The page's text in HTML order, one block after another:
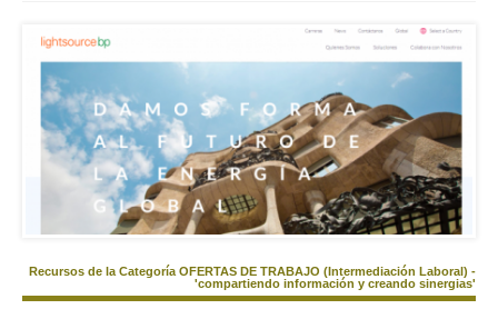
Recursos de la Categoría OFERTAS DE TRABAJO (Intermediación Laboral) -
'compartiendo información y creando sinergias'